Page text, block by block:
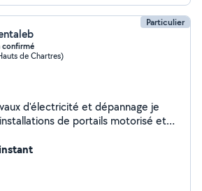
Particulier
de Chartres)
et dépannage je
de portails motorisé et
de Chartres et en île de France